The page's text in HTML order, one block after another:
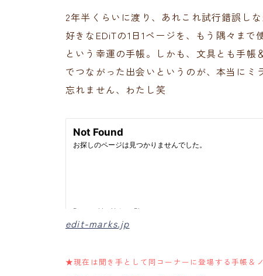
2年半くらいに渡り、あれこれ試行錯誤し
好きなEDiTの1日1ページを、もう隅々ま
という幸運の手帳。しかも、文具とも手
でつながった出会いというのが、本当に
忘れません、わたし笑
edit-marks.jp
★現在は聞き手として同コーナーに登場する手帳＆